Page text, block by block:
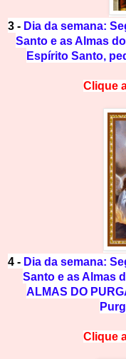
3 - Dia da semana:
Santo e as Almas
Espírito Santo,
Clique
4 - Dia da semana:
Santo e as Almas
ALMAS DO
Clique